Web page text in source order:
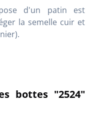
d'un patin est
la semelle cuir et
bottes "2524"